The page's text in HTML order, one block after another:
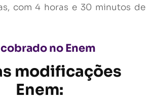
com 4 horas e 30 minutos de
no Enem
modificações
Enem: